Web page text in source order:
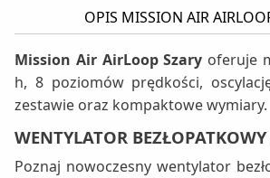
OPIS MISSION AIR
Mission Air AirLoop Szary oferuje
h, 8 poziomów prędkości,
zestawie oraz kompaktowe wymiary.
WENTYLATOR
Poznaj nowoczesny wentylator